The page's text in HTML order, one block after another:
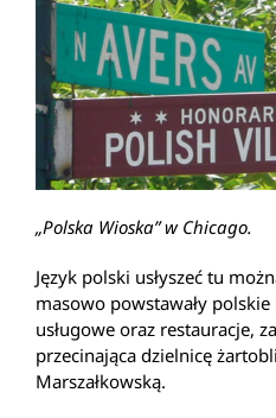
„Polska Wioska” w Chicago.
Język polski usłyszeć tu
masowo powstawały
usługowe oraz restauracje,
przecinająca dzielnicę
Marszałkowską.